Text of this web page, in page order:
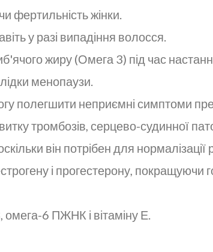
фертильність жінки.
у разі випадіння волосся.
жиру (Омега 3) під час
менопаузи.
полегшити неприємні симптоми
тромбозів, серцево-судинної
він потрібен для нормалізації
і прогестерону,
омега-6 ПЖНК і вітаміну Е.